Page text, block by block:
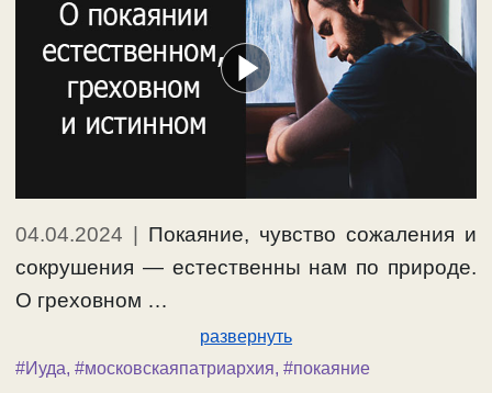
04.04.2024
Покаяние, чувство сожаления и
сокрушения — естественны нам по природе.
О греховном …
развернуть
#Иуда, #московскаяпатриархия, #покаяние